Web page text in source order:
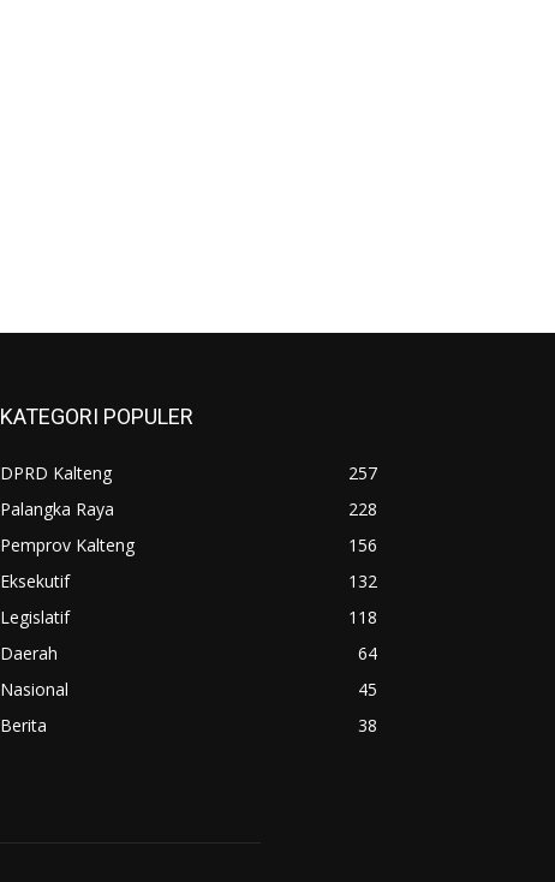
KATEGORI POPULER
DPRD Kalteng
257
Palangka Raya
228
Pemprov Kalteng
156
Eksekutif
132
Legislatif
118
Daerah
64
Nasional
45
Berita
38